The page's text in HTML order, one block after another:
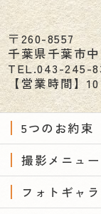
5つのお約束
撮影メニュー
フォトギャ
〒260-8557
千葉県千葉市
TEL.043-245-
【営業時間】